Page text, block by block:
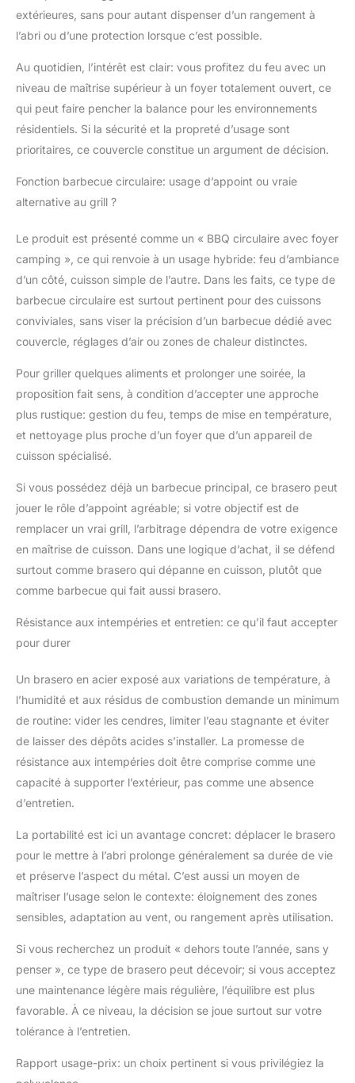
même pendant l'hiver.
extérieures, sans pour autant dispenser d’un rangement à
l’abri ou d’une protection lorsque c’est possible.
Au quotidien, l’intérêt est clair: vous profitez du feu avec un
niveau de maîtrise supérieur à un foyer totalement ouvert, ce
qui peut faire pencher la balance pour les environnements
résidentiels. Si la sécurité et la propreté d’usage sont
prioritaires, ce couvercle constitue un argument de décision.
Fonction barbecue circulaire: usage d’appoint ou vraie
alternative au grill ?
Le produit est présenté comme un « BBQ circulaire avec foyer
camping », ce qui renvoie à un usage hybride: feu d’ambiance
d’un côté, cuisson simple de l’autre. Dans les faits, ce type de
barbecue circulaire est surtout pertinent pour des cuissons
conviviales, sans viser la précision d’un barbecue dédié avec
couvercle, réglages d’air ou zones de chaleur distinctes.
Pour griller quelques aliments et prolonger une soirée, la
proposition fait sens, à condition d’accepter une approche
plus rustique: gestion du feu, temps de mise en température,
et nettoyage plus proche d’un foyer que d’un appareil de
cuisson spécialisé.
Si vous possédez déjà un barbecue principal, ce brasero peut
jouer le rôle d’appoint agréable; si votre objectif est de
remplacer un vrai grill, l’arbitrage dépendra de votre exigence
en maîtrise de cuisson. Dans une logique d’achat, il se défend
surtout comme brasero qui dépanne en cuisson, plutôt que
comme barbecue qui fait aussi brasero.
Résistance aux intempéries et entretien: ce qu’il faut accepter
pour durer
Un brasero en acier exposé aux variations de température, à
l’humidité et aux résidus de combustion demande un minimum
de routine: vider les cendres, limiter l’eau stagnante et éviter
de laisser des dépôts acides s’installer. La promesse de
résistance aux intempéries doit être comprise comme une
capacité à supporter l’extérieur, pas comme une absence
d’entretien.
La portabilité est ici un avantage concret: déplacer le brasero
pour le mettre à l’abri prolonge généralement sa durée de vie
et préserve l’aspect du métal. C’est aussi un moyen de
maîtriser l’usage selon le contexte: éloignement des zones
sensibles, adaptation au vent, ou rangement après utilisation.
Si vous recherchez un produit « dehors toute l’année, sans y
penser », ce type de brasero peut décevoir; si vous acceptez
une maintenance légère mais régulière, l’équilibre est plus
favorable. À ce niveau, la décision se joue surtout sur votre
tolérance à l’entretien.
Rapport usage-prix: un choix pertinent si vous privilégiez la